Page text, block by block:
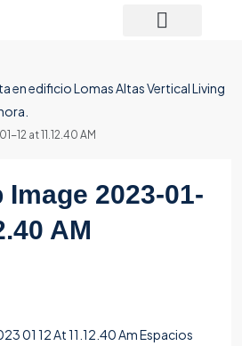
en edificio Lomas Altas Vertical Living
12 at 11.12.40 AM
2023-01-
AM